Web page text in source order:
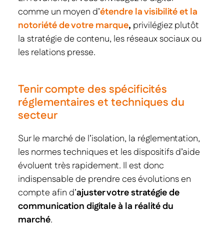
comme un moyen d’étendre la visibilité et la
notoriété de votre marque, privilégiez plutôt
la stratégie de contenu, les réseaux sociaux ou
les relations presse.
Tenir compte des spécificités
réglementaires et techniques du
secteur
Sur le marché de l’isolation, la réglementation,
les normes techniques et les dispositifs d’aide
évoluent très rapidement. Il est donc
indispensable de prendre ces évolutions en
compte afin d’ajuster votre stratégie de
communication digitale à la réalité du
marché.